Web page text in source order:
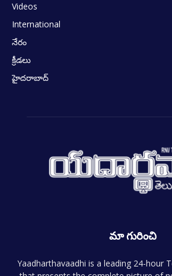
Videos
International
నేరం
క్రీడలు
హైదరాబాద్
మా గురించి
Yaadharthavaadhi is a leading 24-hour